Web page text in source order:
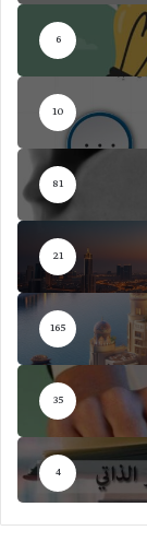
6
10
81
21
165
35
4